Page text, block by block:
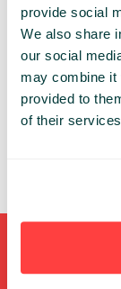
provide social
We also share
our social
may combine it
provided to
of their
TRACK: